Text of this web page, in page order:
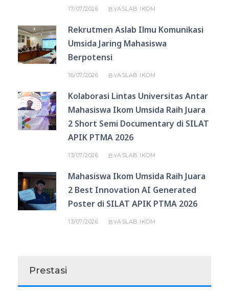
17/07/2026 BYASLAB IKOM
Rekrutmen Aslab Ilmu Komunikasi
Umsida Jaring Mahasiswa
Berpotensi
16/07/2026 BYASLAB IKOM
Kolaborasi Lintas Universitas Antar
Mahasiswa Ikom Umsida Raih Juara
2 Short Semi Documentary di SILAT
APIK PTMA 2026
13/07/2026 BYASLAB IKOM
Mahasiswa Ikom Umsida Raih Juara
2 Best Innovation AI Generated
Poster di SILAT APIK PTMA 2026
13/07/2026 BYASLAB IKOM
Prestasi